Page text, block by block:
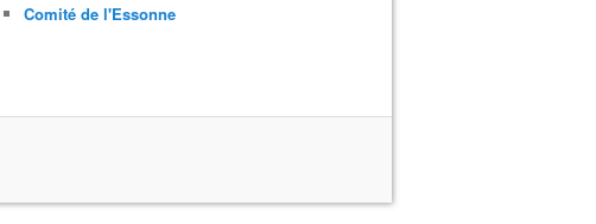
Comité de l'Essonne